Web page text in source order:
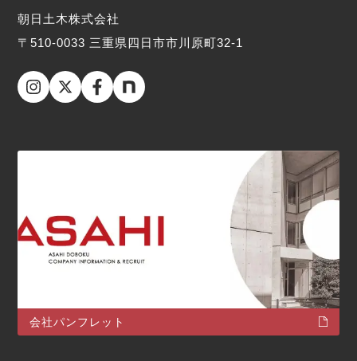
朝日土木株式会社
〒510-0033 三重県四日市市川原町32-1
会社パンフレット